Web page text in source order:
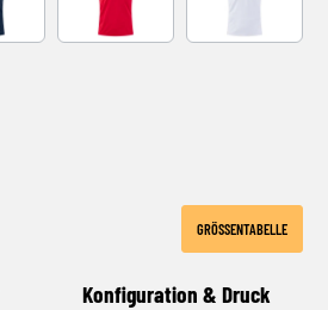
RED-BLACK
GRÖSSENTABELLE
Konfiguration & Druck